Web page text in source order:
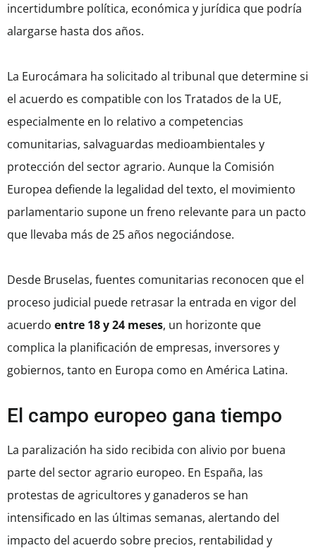
incertidumbre política, económica y jurídica que podría
alargarse hasta dos años.
La Eurocámara ha solicitado al tribunal que determine si
el acuerdo es compatible con los Tratados de la UE,
especialmente en lo relativo a competencias
comunitarias, salvaguardas medioambientales y
protección del sector agrario. Aunque la Comisión
Europea defiende la legalidad del texto, el movimiento
parlamentario supone un freno relevante para un pacto
que llevaba más de 25 años negociándose.
Desde Bruselas, fuentes comunitarias reconocen que el
proceso judicial puede retrasar la entrada en vigor del
acuerdo entre 18 y 24 meses, un horizonte que
complica la planificación de empresas, inversores y
gobiernos, tanto en Europa como en América Latina.
El campo europeo gana tiempo
La paralización ha sido recibida con alivio por buena
parte del sector agrario europeo. En España, las
protestas de agricultores y ganaderos se han
intensificado en las últimas semanas, alertando del
impacto del acuerdo sobre precios, rentabilidad y